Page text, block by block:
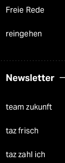
Freie Rede
reingehen
Newsletter
team zukunft
taz frisch
taz zahl ich